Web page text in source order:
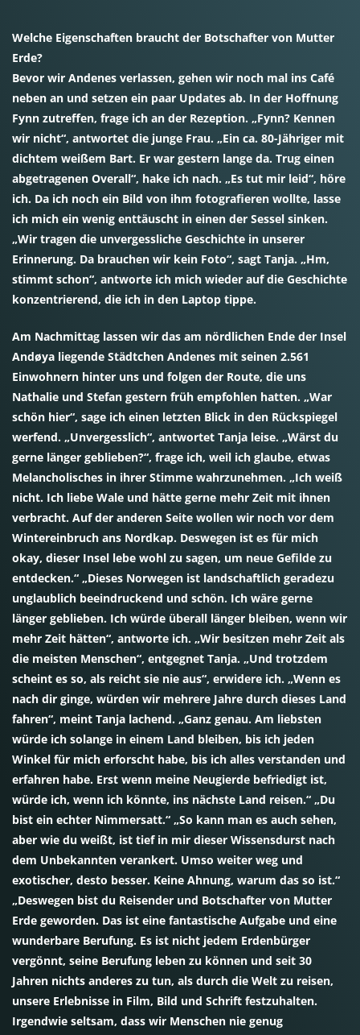
Welche Eigenschaften braucht der Botschafter von Mutter
Erde?
Bevor wir Andenes verlassen, gehen wir noch mal ins Café
neben an und setzen ein paar Updates ab. In der Hoffnung
Fynn zutreffen, frage ich an der Rezeption. „Fynn? Kennen
wir nicht“, antwortet die junge Frau. „Ein ca. 80-Jähriger mit
dichtem weißem Bart. Er war gestern lange da. Trug einen
abgetragenen Overall“, hake ich nach. „Es tut mir leid“, höre
ich. Da ich noch ein Bild von ihm fotografieren wollte, lasse
ich mich ein wenig enttäuscht in einen der Sessel sinken.
„Wir tragen die unvergessliche Geschichte in unserer
Erinnerung. Da brauchen wir kein Foto“, sagt Tanja. „Hm,
stimmt schon“, antworte ich mich wieder auf die Geschichte
konzentrierend, die ich in den Laptop tippe.
Am Nachmittag lassen wir das am nördlichen Ende der Insel
Andøya liegende Städtchen Andenes mit seinen 2.561
Einwohnern hinter uns und folgen der Route, die uns
Nathalie und Stefan gestern früh empfohlen hatten. „War
schön hier“, sage ich einen letzten Blick in den Rückspiegel
werfend. „Unvergesslich“, antwortet Tanja leise. „Wärst du
gerne länger geblieben?“, frage ich, weil ich glaube, etwas
Melancholisches in ihrer Stimme wahrzunehmen. „Ich weiß
nicht. Ich liebe Wale und hätte gerne mehr Zeit mit ihnen
verbracht. Auf der anderen Seite wollen wir noch vor dem
Wintereinbruch ans Nordkap. Deswegen ist es für mich
okay, dieser Insel lebe wohl zu sagen, um neue Gefilde zu
entdecken.“ „Dieses Norwegen ist landschaftlich geradezu
unglaublich beeindruckend und schön. Ich wäre gerne
länger geblieben. Ich würde überall länger bleiben, wenn wir
mehr Zeit hätten“, antworte ich. „Wir besitzen mehr Zeit als
die meisten Menschen“, entgegnet Tanja. „Und trotzdem
scheint es so, als reicht sie nie aus“, erwidere ich. „Wenn es
nach dir ginge, würden wir mehrere Jahre durch dieses Land
fahren“, meint Tanja lachend. „Ganz genau. Am liebsten
würde ich solange in einem Land bleiben, bis ich jeden
Winkel für mich erforscht habe, bis ich alles verstanden und
erfahren habe. Erst wenn meine Neugierde befriedigt ist,
würde ich, wenn ich könnte, ins nächste Land reisen.“ „Du
bist ein echter Nimmersatt.“ „So kann man es auch sehen,
aber wie du weißt, ist tief in mir dieser Wissensdurst nach
dem Unbekannten verankert. Umso weiter weg und
exotischer, desto besser. Keine Ahnung, warum das so ist.“
„Deswegen bist du Reisender und Botschafter von Mutter
Erde geworden. Das ist eine fantastische Aufgabe und eine
wunderbare Berufung. Es ist nicht jedem Erdenbürger
vergönnt, seine Berufung leben zu können und seit 30
Jahren nichts anderes zu tun, als durch die Welt zu reisen,
unsere Erlebnisse in Film, Bild und Schrift festzuhalten.
Irgendwie seltsam, dass wir Menschen nie genug